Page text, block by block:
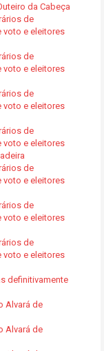
da Cabeça
de
e eleitores
de
e eleitores
de
e eleitores
de
e eleitores
de
e eleitores
de
e eleitores
de
e eleitores
definitivamente
Alvará de
Alvará de